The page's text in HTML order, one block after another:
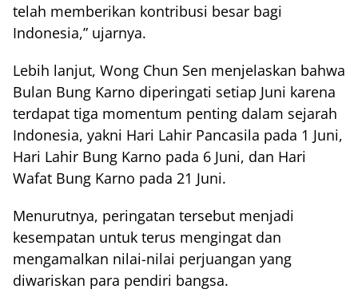
telah memberikan kontribusi besar bagi
Indonesia,” ujarnya.
Lebih lanjut, Wong Chun Sen menjelaskan bahwa
Bulan Bung Karno diperingati setiap Juni karena
terdapat tiga momentum penting dalam sejarah
Indonesia, yakni Hari Lahir Pancasila pada 1 Juni,
Hari Lahir Bung Karno pada 6 Juni, dan Hari
Wafat Bung Karno pada 21 Juni.
Menurutnya, peringatan tersebut menjadi
kesempatan untuk terus mengingat dan
mengamalkan nilai-nilai perjuangan yang
diwariskan para pendiri bangsa.